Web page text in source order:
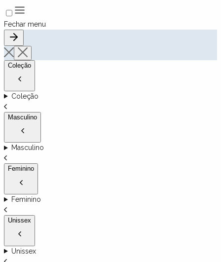
Fechar menu
Coleção
Coleção
Masculino
Masculino
Feminino
Feminino
Unissex
Unissex